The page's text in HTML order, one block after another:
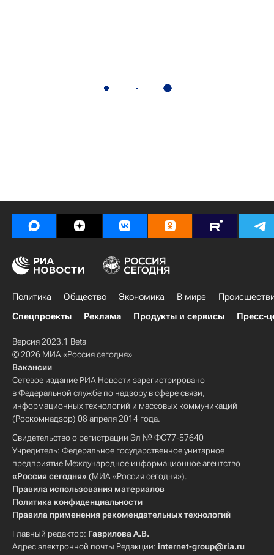
Политика Общество Экономика В мире
Спецпроекты
Реклама Продукты и сервисы Пресс-
Версия 2023.1 Beta
© 2026 МИА «Россия сегодня»
Вакансии
Сетевое издание РИА Новости зарегистрировано
в Федеральной службе по надзору в сфере связи,
информационных технологий и массовых коммуникаций
(Роскомнадзор) 08 апреля 2014 года.
Свидетельство о регистрации Эл № ФС77-57640
Учредитель: Федеральное государственное унитарное
предприятие Международное информационное агентство
«Россия сегодня» (МИА «Россия сегодня»).
Правила использования материалов
Политика конфиденциальности
Правила применения рекомендательных технологий
Главный редактор: Гаврилова А.В.
Адрес электронной почты Редакции: internet-group@ria.ru